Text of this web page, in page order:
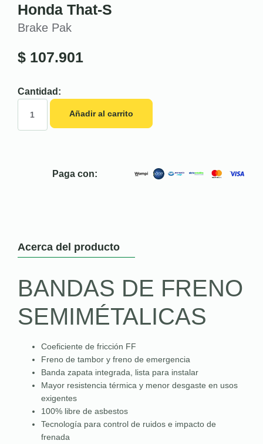
Honda That-S
Brake Pak
$ 107.901
Cantidad:
Añadir al carrito
Paga con:
Acerca del producto
BANDAS DE FRENO
SEMIMÉTALICAS
Coeficiente de fricción FF
Freno de tambor y freno de emergencia
Banda zapata integrada, lista para instalar
Mayor resistencia térmica y menor desgaste en usos
exigentes
100% libre de asbestos
Tecnología para control de ruidos e impacto de
frenada